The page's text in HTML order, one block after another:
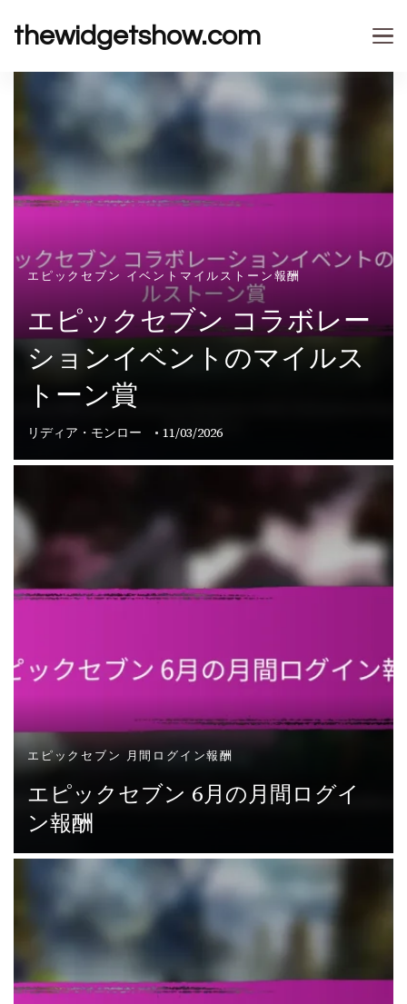
thewidgetshow.com
エピックセブン イベントマイルストーン報酬
エピックセブン コラボレー
ションイベントのマイルス
トーン賞
リディア・モンロー 11/03/2026
エピックセブン 月間ログイン報酬
エピックセブン 6月の月間ログイ
ン報酬